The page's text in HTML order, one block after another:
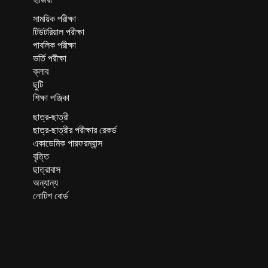
সাময়িক পরীক্ষা
টিউটরিয়াল পরীক্ষা
পাবলিক পরীক্ষা
ভর্তি পরীক্ষা
ক্লাব
ছুটি
শিক্ষা পঞ্জিকা
ছাত্র-ছাত্রী
ছাত্র-ছাত্রীর পরীক্ষার রেকর্ড
একাডেমিক পারফরম্যান্স
বৃত্তি
ছাত্রাবাস
অন্যান্য
নোটিশ বোর্ড